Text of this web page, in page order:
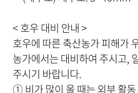
< 호우 대비 안내 >
호우에 따른 축산농가 피해가
농가에서는 대비하여 주시고,
주시기 바랍니다.
① 비가 많이 올 때는 외부 활동